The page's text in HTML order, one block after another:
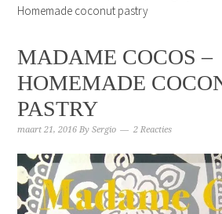
Homemade coconut pastry
MADAME COCOS –
HOMEMADE
PASTRY
maart 21, 2016 BySergio 2 Reacties